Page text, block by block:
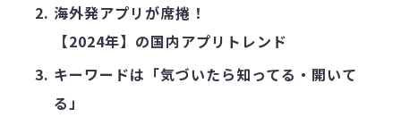
海外発アプリが席捲！
【2024年】の国内アプリトレンド
キーワードは「気づいたら知ってる・開いて
る」